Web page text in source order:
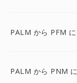
PALM から PFM に
PALM から PNM に